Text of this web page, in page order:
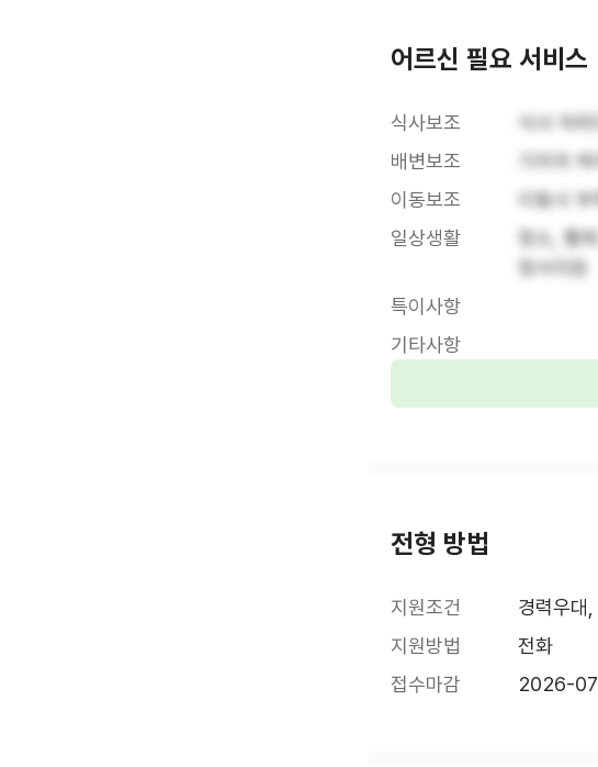
어르신 필요 서비스
식사보조
식사 차
배변보조
기저귀
이동보조
이동시
일상생활
청소, 빨
정서지원
특이사항
기타사항
전형 방법
지원조건
경력우대
지원방법
전화
접수마감
2026-